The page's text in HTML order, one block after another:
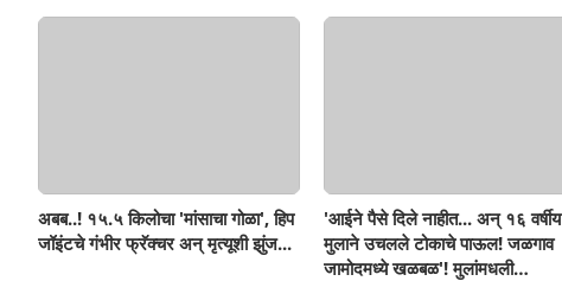
अबब..! १५.५ किलोचा 'मांसाचा गोळा', हिप
जॉइंटचे गंभीर फ्रॅक्चर अन् मृत्यूशी झुंज...
'आईने पैसे दिले नाहीत... अन् १६ वर्षीय
मुलाने उचलले टोकाचे पाऊल! जळगाव
जामोदमध्ये खळबळ'! मुलांमधली